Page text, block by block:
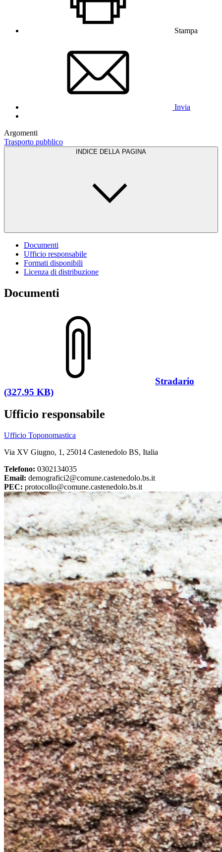
Stampa
Invia
Argomenti
Trasporto pubblico
INDICE DELLA PAGINA
Documenti
Ufficio responsabile
Formati disponibili
Licenza di distribuzione
Documenti
Stradario
(327.95 KB)
Ufficio responsabile
Ufficio Toponomastica
Via XV Giugno, 1, 25014 Castenedolo BS, Italia
Telefono: 0302134035
Email: demografici2@comune.castenedolo.bs.it
PEC: protocollo@comune.castenedolo.bs.it